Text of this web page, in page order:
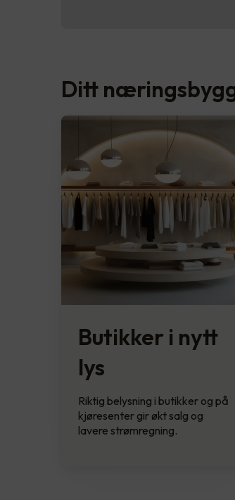
Ditt
Butikker i nytt
lys
Riktig belysning i butikker og på
kjøresenter gir økt salg og
lavere strømregning.